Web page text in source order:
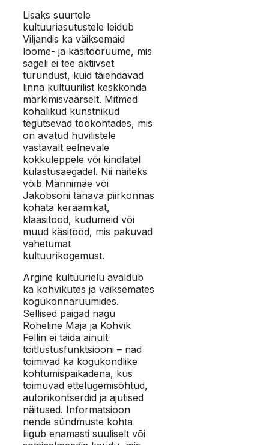
Lisaks suurtele
kultuuriasutustele leidub
Viljandis ka väiksemaid
loome- ja käsitööruume, mis
sageli ei tee aktiivset
turundust, kuid täiendavad
linna kultuurilist keskkonda
märkimisväärselt. Mitmed
kohalikud kunstnikud
tegutsevad töökohtades, mis
on avatud huvilistele
vastavalt eelnevale
kokkuleppele või kindlatel
külastusaegadel. Nii näiteks
võib Männimäe või
Jakobsoni tänava piirkonnas
kohata keraamikat,
klaasitööd, kudumeid või
muud käsitööd, mis pakuvad
vahetumat
kultuurikogemust.
Argine kultuurielu avaldub
ka kohvikutes ja väiksemates
kogukonnaruumides.
Sellised paigad nagu
Roheline Maja ja Kohvik
Fellin ei täida ainult
toitlustusfunktsiooni – nad
toimivad ka kogukondlike
kohtumispaikadena, kus
toimuvad ettelugemisõhtud,
autorikontserdid ja ajutised
näitused. Informatsioon
nende sündmuste kohta
liigub enamasti suuliselt või